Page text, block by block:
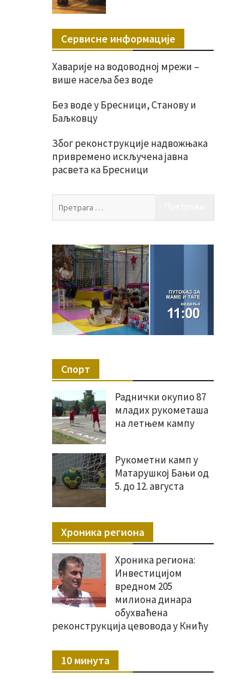
Сервисне информације
Хаварије на водоводној мрежи –
више насеља без воде
Без воде у Бресници, Станову и
Баљковцу
Због реконструкције надвожњака
привремено искључена јавна
расвета ка Бресници
Спорт
Раднички окупио 87
младих рукометаша
на летњем кампу
Рукометни камп у
Матарушкој Бањи од
5. до 12. августа
Хроника региона
Хроника региона:
Инвестицијом
вредном 205
милиона динара
обухваћена
реконструкција цевовода у Книћу
10 минута